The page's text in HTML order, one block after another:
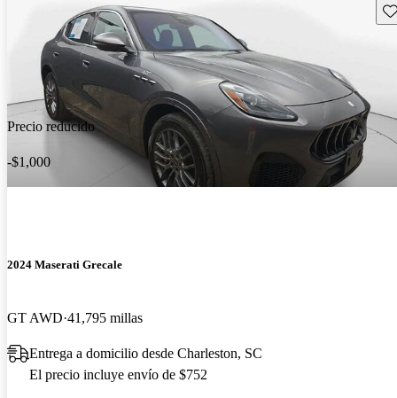
Precio reducido
-$1,000
2024 Maserati Grecale
GT AWD 41,795 millas
Entrega a domicilio desde Charleston, SC
El precio incluye envío de $752